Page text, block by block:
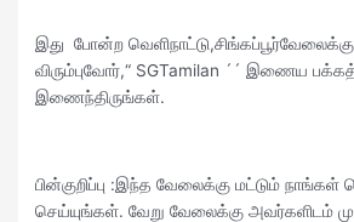
இது போன்ற
விரும்புவோர்,“ SGTamilan ´´ இணைய
இணைந்திருங்கள்.
பின்குறிப்பு :இந்த வேலைக்கு மட்டும் நாங்கள்
செய்யுங்கள். வேறு வேலைக்கு அவர்களிடம்